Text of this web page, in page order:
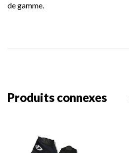
de gamme.
Produits connexes